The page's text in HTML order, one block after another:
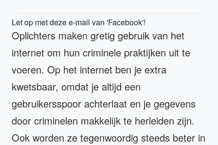
Let op met deze e-mail van 'Facebook'!
Oplichters maken gretig gebruik van het
internet om hun criminele praktijken uit te
voeren. Op het internet ben je extra
kwetsbaar, omdat je altijd een
gebruikersspoor achterlaat en je gegevens
door criminelen makkelijk te herleiden zijn.
Ook worden ze tegenwoordig steeds beter in